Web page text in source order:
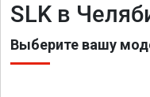
SLK в
Выберите вашу